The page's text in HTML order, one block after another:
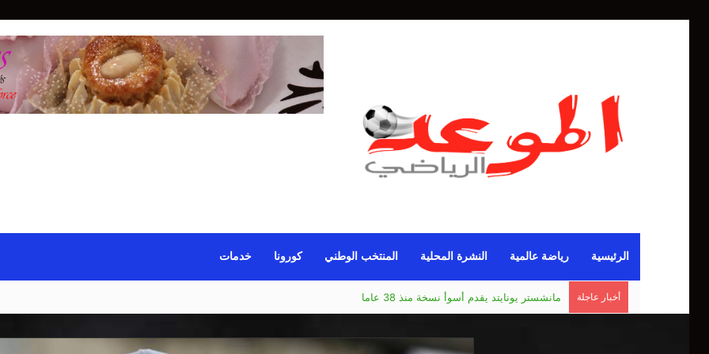
الرئيسية رياضة عالمية النشرة المحلية المنتخب الوطني كورونا خدمات
أخبار عاجلة مانشستر يونايتد يقدم أسوأ نسخة منذ 38 عاما